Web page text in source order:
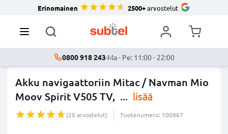
Erinomainen 2500+arvostelut
0800 918 243·Ma - Pe: 11:00 - 22:00
Akku navigaattoriin Mitac / Navman Mio
Moov Spirit V505 TV, ... lisää
(20 arvostelut) Tuotenumero: 100867